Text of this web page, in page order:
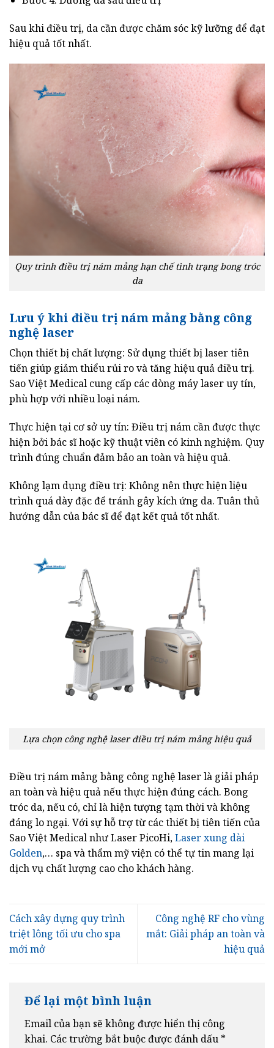
Sau khi điều trị, da cần được chăm sóc kỹ lưỡng để đạt
hiệu quả tốt nhất.
Quy trình điều trị nám mảng hạn chế tình trạng bong tróc
da
Lưu ý khi điều trị nám mảng bằng công
nghệ laser
Chọn thiết bị chất lượng: Sử dụng thiết bị laser tiên
tiến giúp giảm thiểu rủi ro và tăng hiệu quả điều trị.
Sao Việt Medical cung cấp các dòng máy laser uy tín,
phù hợp với nhiều loại nám.
Thực hiện tại cơ sở uy tín: Điều trị nám cần được thực
hiện bởi bác sĩ hoặc kỹ thuật viên có kinh nghiệm. Quy
trình đúng chuẩn đảm bảo an toàn và hiệu quả.
Không lạm dụng điều trị: Không nên thực hiện liệu
trình quá dày đặc để tránh gây kích ứng da. Tuân thủ
hướng dẫn của bác sĩ để đạt kết quả tốt nhất.
Lựa chọn công nghệ laser điều trị nám mảng hiệu quả
Điều trị nám mảng bằng công nghệ laser là giải pháp
an toàn và hiệu quả nếu thực hiện đúng cách. Bong
tróc da, nếu có, chỉ là hiện tượng tạm thời và không
đáng lo ngại. Với sự hỗ trợ từ các thiết bị tiên tiến của
Sao Việt Medical như Laser PicoHi,Laser xung dài
Golden,… spa và thẩm mỹ viện có thể tự tin mang lại
dịch vụ chất lượng cao cho khách hàng.
Cách xây dựng quy trình
triệt lông tối ưu cho spa
mới mở
Công nghệ RF cho vùng
mắt: Giải pháp an toàn và
hiệu quả
Để lại một bình luận
Email của bạn sẽ không được hiển thị công
khai. Các trường bắt buộc được đánh dấu *